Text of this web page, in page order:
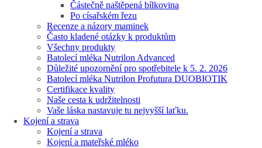
Částečně naštěpená bílkovina
Po císařském řezu
Recenze a názory maminek
Často kladené otázky k produktům
Všechny produkty
Batolecí mléka Nutrilon Advanced
Důležité upozornění pro spotřebitele k 5. 2. 2026
Batolecí mléka Nutrilon Profutura DUOBIOTIK
Certifikace kvality
Naše cesta k udržitelnosti
Vaše láska nastavuje tu nejvyšší laťku.
Kojení a strava
Kojení a strava
Kojení a mateřské mléko